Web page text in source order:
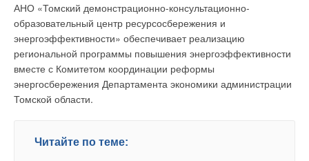
АНО «Томский демонстрационно-консультационно-
образовательный центр ресурсосбережения и
энергоэффективности» обеспечивает реализацию
региональной программы повышения энергоэффективности
вместе с Комитетом координации реформы
энергосбережения Департамента экономики администрации
Томской области.
Читайте по теме:
Экспертный уровень
Экспертный уровень настройки системы автоматического
регулирования Nea открывает более серьезные
возможности, нежели сервисный. В частности — доступ к
настройкам широтно-импульсной модуляции (о ней шла
активировать функции защиты от замерзания (защита от